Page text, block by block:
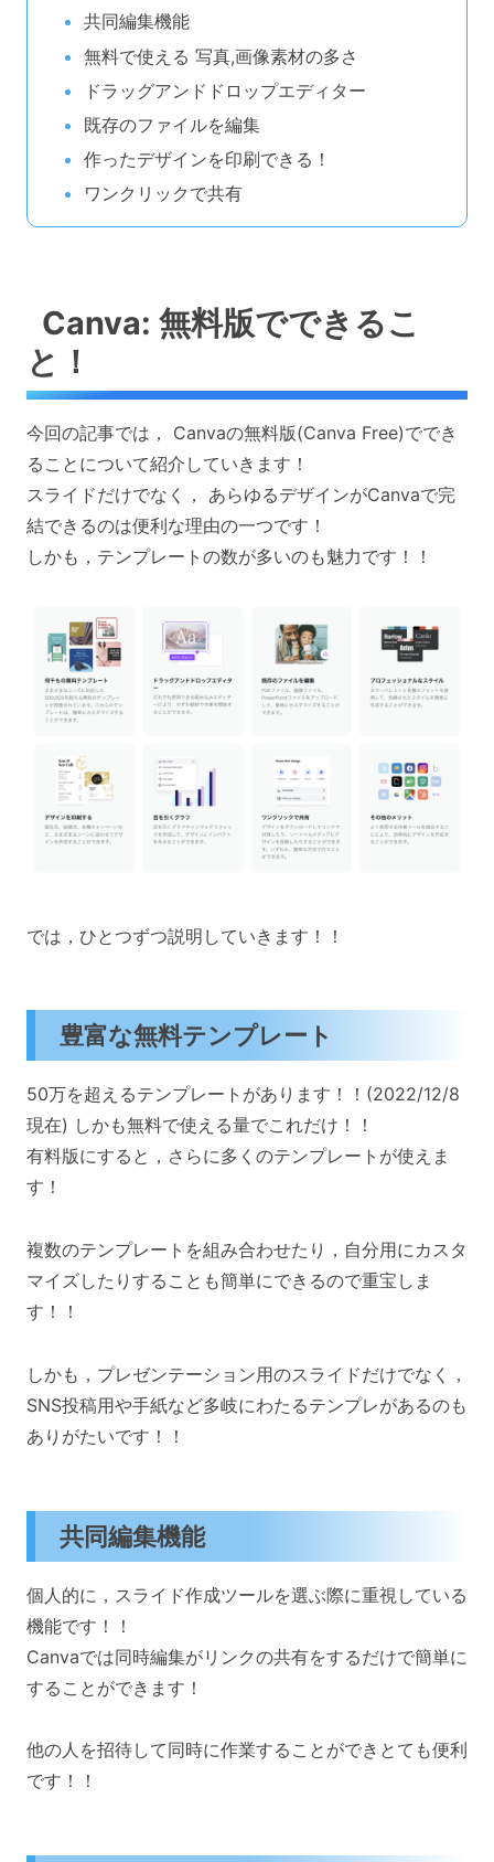
共同編集機能
無料で使える 写真,画像素材の多さ
ドラッグアンドドロップエディター
既存のファイルを編集
作ったデザインを印刷できる！
ワンクリックで共有
Canva: 無料版でできるこ
と！
今回の記事では， Canvaの無料版(Canva Free)ででき
ることについて紹介していきます！
スライドだけでなく， あらゆるデザインがCanvaで完
結できるのは便利な理由の一つです！
しかも，テンプレートの数が多いのも魅力です！！
では，ひとつずつ説明していきます！！
豊富な無料テンプレート
50万を超えるテンプレートがあります！！(2022/12/8
現在) しかも無料で使える量でこれだけ！！
有料版にすると，さらに多くのテンプレートが使えま
す！
複数のテンプレートを組み合わせたり，自分用にカスタ
マイズしたりすることも簡単にできるので重宝しま
す！！
しかも，プレゼンテーション用のスライドだけでなく，
SNS投稿用や手紙など多岐にわたるテンプレがあるのも
ありがたいです！！
共同編集機能
個人的に，スライド作成ツールを選ぶ際に重視している
機能です！！
Canvaでは同時編集がリンクの共有をするだけで簡単に
することができます！
他の人を招待して同時に作業することができとても便利
です！！